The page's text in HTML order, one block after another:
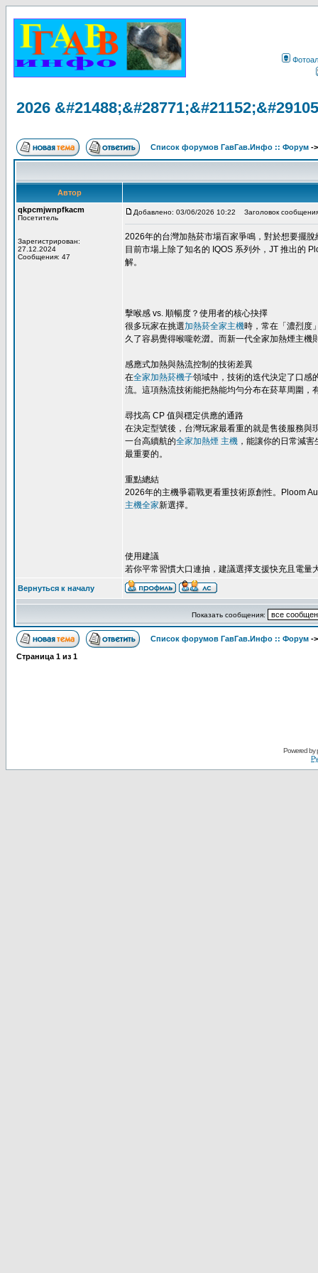
2026
Список форумов ГавГав.Инфо :: Форум -
Автор
qkpcmjwnpfkacm
Посетитель
Зарегистрирован:
27.12.2024
Сообщения: 47
Добавлено: 03/06/2026 10:22 Заголовок
2026年的台灣加熱菸市場百家爭鳴，對於想要擺
目前市場上除了知名的 IQOS 系列外，JT 推出的
解。
擊喉感 vs. 順暢度？使用者的核心抉擇
很多玩家在挑選加熱菸全家主機時，常在「濃烈度
久了容易覺得喉嚨乾澀。而新一代全家加熱煙主
感應式加熱與熱流控制的技術差異
在全家加熱菸機子領域中，技術的迭代決定了口感
流。這項熱流技術能把熱能均勻分布在菸草周圍
尋找高 CP 值與穩定供應的通路
在決定型號後，台灣玩家最看重的就是售後服務
一台高續航的全家加熱煙 主機 ，能讓你的日常減
最重要的。
重點總結
2026年的主機爭霸戰更看重技術原創性。Ploom
主機全家新選擇。
使用建議
若你平常習慣大口連抽，建議選擇支援快充且電量
Вернуться к началу
Показать сообщения:
Список форумов ГавГав.Инфо :: Форум -
Страница 1 из 1
Powered by